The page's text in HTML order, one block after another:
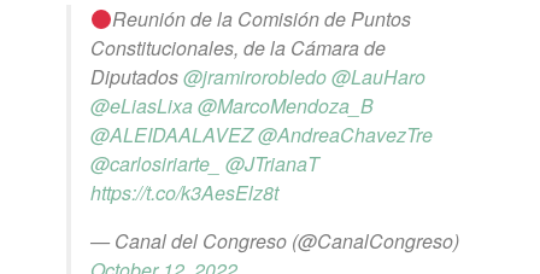
Reunión de la Comisión de Puntos
Constitucionales, de la Cámara de
Diputados@jramirorobledo@LauHaro
@eLiasLixa@MarcoMendoza_B
@ALEIDAALAVEZ@AndreaChavezTre
@carlosiriarte_ @JTrianaT
https://t.co/k3AesElz8t
— Canal del Congreso (@CanalCongreso)